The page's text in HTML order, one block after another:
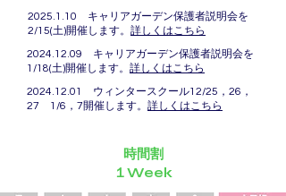
2025.1.10 キャリアガーデン保護者説明会を
2/15(土)開催します。 詳しくはこちら
2024.12.09 キャリアガーデン保護者説明会を
1/18(土)開催します。 詳しくはこちら
2024.12.01
ウィンタースクール12/25，26，
27 1/6，7開催します。 詳しくはこちら
時間割
​１Week